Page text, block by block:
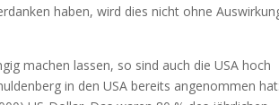
haben, wird dies nicht ohne
machen lassen, so sind auch die USA hoch
in den USA bereits angenommen